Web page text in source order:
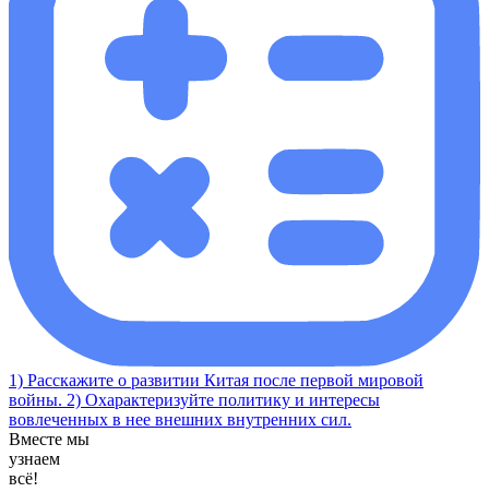
1) Расскажите о развитии Китая после первой мировой
войны. 2) Охарактеризуйте политику и интересы
вовлеченных в нее внешних внутренних сил.
Вместе мы
узнаем
всё!